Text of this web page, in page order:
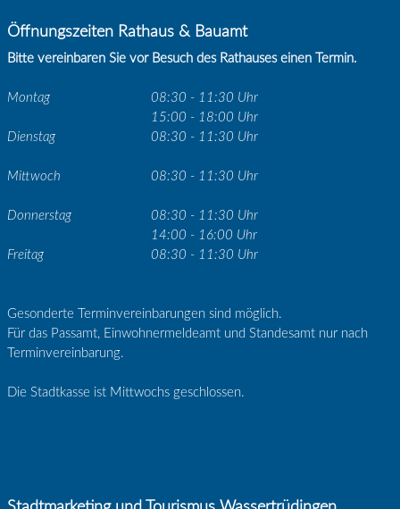
Öffnungszeiten Rathaus & Bauamt
Bitte vereinbaren Sie vor Besuch des Rathauses einen Termin.
Montag
08:30 - 11:30 Uhr
15:00 - 18:00 Uhr
Dienstag
08:30 - 11:30 Uhr
Mittwoch 08:30 - 11:30 Uhr
Donnerstag
08:30 - 11:30 Uhr
14:00 - 16:00 Uhr
Freitag
08:30 - 11:30 Uhr
Gesonderte Terminvereinbarungen sind möglich.
Für das Passamt, Einwohnermeldeamt und Standesamt nur nach
Terminvereinbarung.
Die Stadtkasse ist Mittwochs geschlossen.